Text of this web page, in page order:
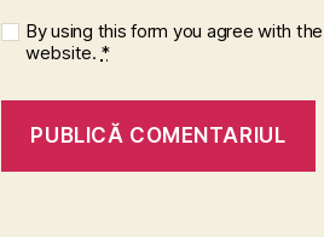
By using this form you agree with
website. *